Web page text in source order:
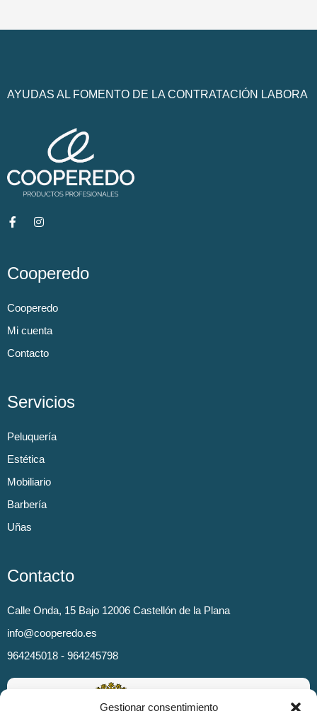
Gestionar consentimiento
AYUDAS AL FOMENTO DE LA CONTRATACIÓN LABORA
Cooperedo
Cooperedo
Mi cuenta
Contacto
Servicios
Peluquería
Estética
Mobiliario
Barbería
Uñas
Contacto
Calle Onda, 15 Bajo 12006 Castellón de la Plana
info@cooperedo.es
964245018 - 964245798